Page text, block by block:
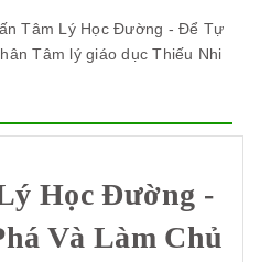
Tâm Lý Học Đường - Để Tự
Tâm lý giáo dục Thiếu Nhi
Học Đường -
Và Làm Chủ